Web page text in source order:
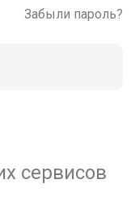
Забыли пароль?
сервисов